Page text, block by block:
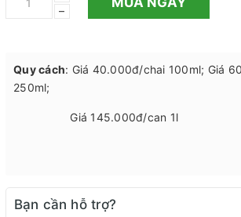
–
Quy cách: Giá 40.000đ/chai 100ml; Giá
250ml;
Giá 145.000đ/can 1l
Bạn cần hỗ trợ?